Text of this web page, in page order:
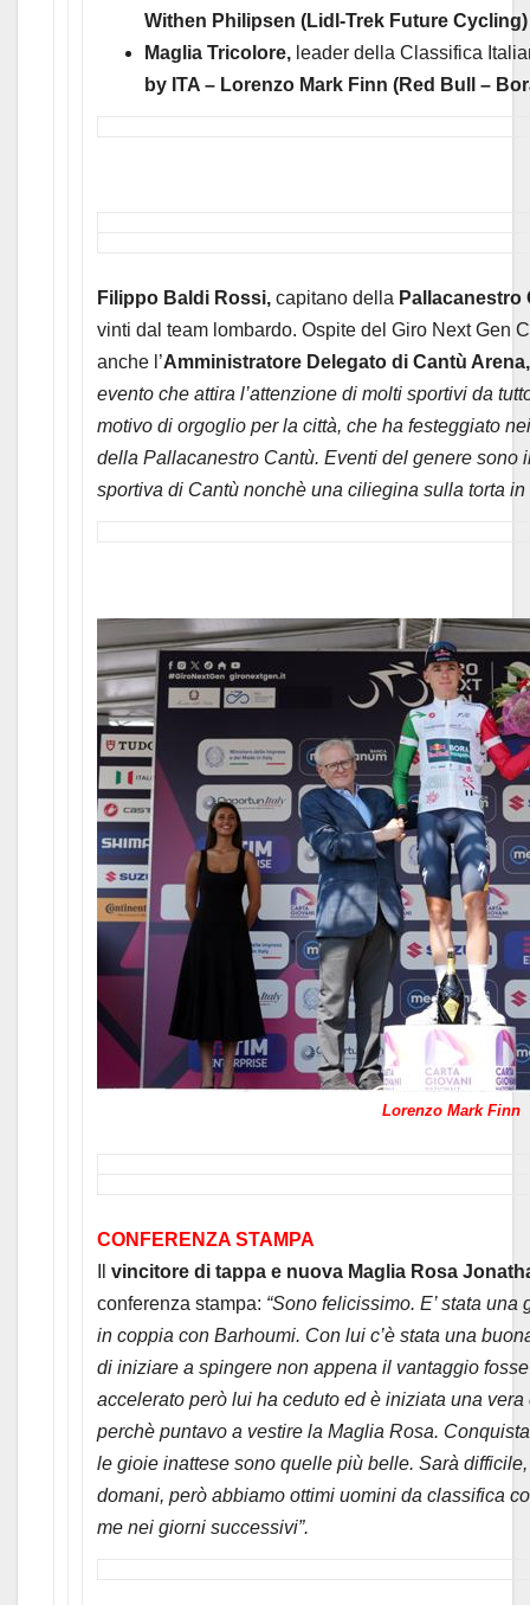
Withen Philipsen (Lidl-Trek Future Cycling)
Maglia Tricolore,leader della Classifica
by ITA – Lorenzo Mark Finn (Red Bull –
Filippo Baldi Rossi,capitano della Pallacanestro
vinti dal team lombardo. Ospite del Giro Next Gen
anche l’Amministratore Delegato di Cantù
evento che attira l’attenzione di molti sportivi da
motivo di orgoglio per la città, che ha festeggiato
della Pallacanestro Cantù. Eventi del genere sono
sportiva di Cantù nonchè una ciliegina sulla torta
Lorenzo Mark Finn
CONFERENZA STAMPA
vincitore di tappa e nuova Maglia Rosa
conferenza stampa: “Sono felicissimo. E’ stata
in coppia con Barhoumi. Con lui c’è stata una
di iniziare a spingere non appena il vantaggio
accelerato però lui ha ceduto ed è iniziata una
perchè puntavo a vestire la Maglia Rosa.
le gioie inattese sono quelle più belle. Sarà
domani, però abbiamo ottimi uomini da classifica
me nei giorni successivi”.